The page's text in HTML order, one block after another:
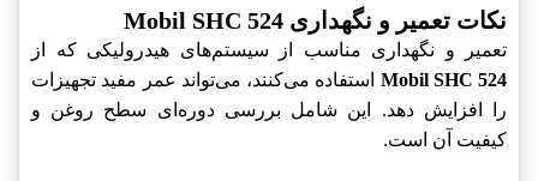
نکات تعمیر و نگهداری Mobil SHC 524
تعمیر و نگهداری مناسب از سیستم‌های هیدرولیکی که از
Mobil SHC 524 استفاده می‌کنند، می‌تواند عمر مفید تجهیزات
را افزایش دهد. این شامل بررسی دوره‌ای سطح روغن و
کیفیت آن است.